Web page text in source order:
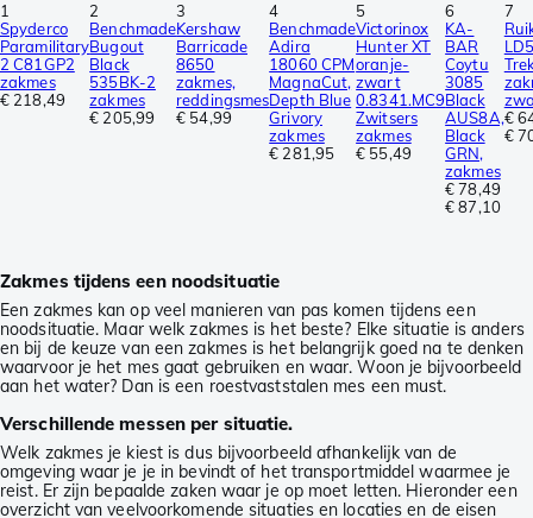
1
Spyderco
Paramilitary
2 C81GP2
zakmes
€ 218,49
2
Benchmade
Bugout
Black
535BK-2
zakmes
€ 205,99
3
Kershaw
Barricade
8650
zakmes,
reddingsmes
€ 54,99
4
Benchmade
Adira
18060 CPM
MagnaCut,
Depth Blue
Grivory
zakmes
€ 281,95
5
Victorinox
Hunter XT
oranje-
zwart
0.8341.MC9
Zwitsers
zakmes
€ 55,49
6
KA-
BAR
Coytu
3085
Black
AUS8A,
Black
GRN,
zakmes
€ 78,49
€ 87,10
7
€
€
Zakmes tijdens een noodsituatie
Een zakmes kan op veel manieren van pas komen tijdens een
noodsituatie. Maar welk zakmes is het beste? Elke situatie is anders
en bij de keuze van een zakmes is het belangrijk goed na te denken
waarvoor je het mes gaat gebruiken en waar. Woon je bijvoorbeeld
aan het water? Dan is een roestvaststalen mes een must.
Verschillende messen per situatie.
Welk zakmes je kiest is dus bijvoorbeeld afhankelijk van de
omgeving waar je je in bevindt of het transportmiddel waarmee je
reist. Er zijn bepaalde zaken waar je op moet letten. Hieronder een
overzicht van veelvoorkomende situaties en locaties en de eisen